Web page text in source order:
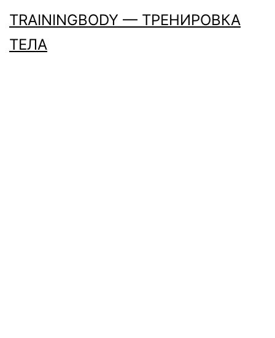
TRAININGBODY — ТРЕНИРОВКА
ТЕЛА